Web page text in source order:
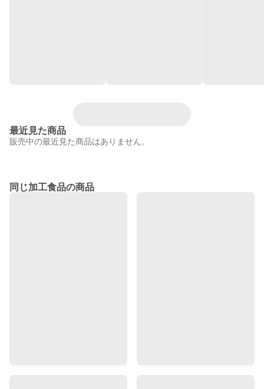
最近見た商品
販売中の最近見た商品はありません。
同じ加工食品の商品